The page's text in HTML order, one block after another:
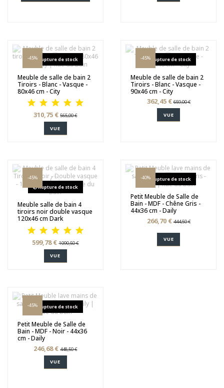
-45%Rupture de stock
Meuble de salle de bain 2
Tiroirs - Blanc - Vasque -
80x46 cm - City
310,75 €565,00 €
VUE
-45%Rupture de stock
Meuble de salle de bain 2
Tiroirs - Blanc - Vasque -
90x46 cm - City
362,45 €659,00 €
VUE
-45%
Rupture de stock
Meuble salle de bain 4
tiroirs noir double vasque
120x46 cm Dark
599,78 €1 090,50 €
VUE
-40%Rupture de stock
Petit Meuble de Salle de
Bain - MDF - Chêne Gris -
44x36 cm - Daily
266,70 €444,50 €
VUE
-45%Rupture de stock
Petit Meuble de Salle de
Bain - MDF - Noir - 44x36
cm - Daily
246,68 €448,50 €
VUE